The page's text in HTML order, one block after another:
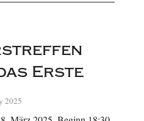
Erste
2025